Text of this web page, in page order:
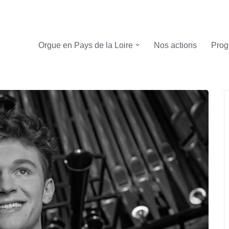
Orgue en Pays de la Loire Nos actions